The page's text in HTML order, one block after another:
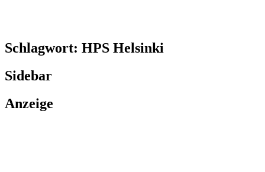
Schlagwort: HPS Helsinki
Sidebar
Anzeige